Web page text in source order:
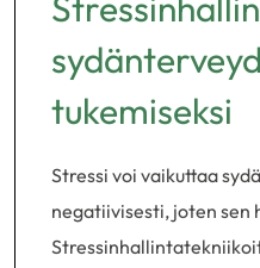
tukemiseksi
Stressi voi vaikuttaa
negatiivisesti, joten sen